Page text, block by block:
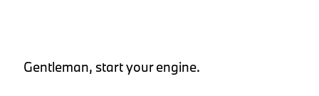
Gentleman, start your engine.